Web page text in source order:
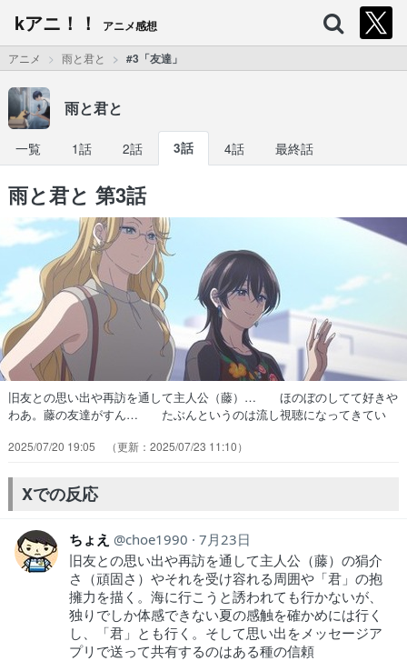
kアニ！！ アニメ感想
アニメ 雨と君と #3「友達」
雨と君と
一覧 1話 2話 3話 4話 最終話
雨と君と 第3話
旧友との思い出や再訪を通して主人公（藤）… ほのぼのしてて好きや
わあ。藤の友達がすん… たぶんというのは流し視聴になってきてい
からの友人ミミとレンが遊びに… ⚪︎異世界黙示録マイノグーラ 今日
学生の頃から藤さんだね。しかし、… みんな美人さんです。ついに
「たぬき」とい… 主人公が自分と同じ感覚持ってて一人で空と…
2025/07/20 19:05 2025/07/23 11:10
Xでの反応
ちょえ choe1990
7月23日
旧友との思い出や再訪を通して主人公（藤）の狷介
さ（頑固さ）やそれを受け容れる周囲や「君」の抱
擁力を描く。海に行こうと誘われても行かないが、
独りでしか体感できない夏の感触を確かめには行く
し、「君」とも行く。そして思い出をメッセージア
プリで送って共有するのはある種の信頼